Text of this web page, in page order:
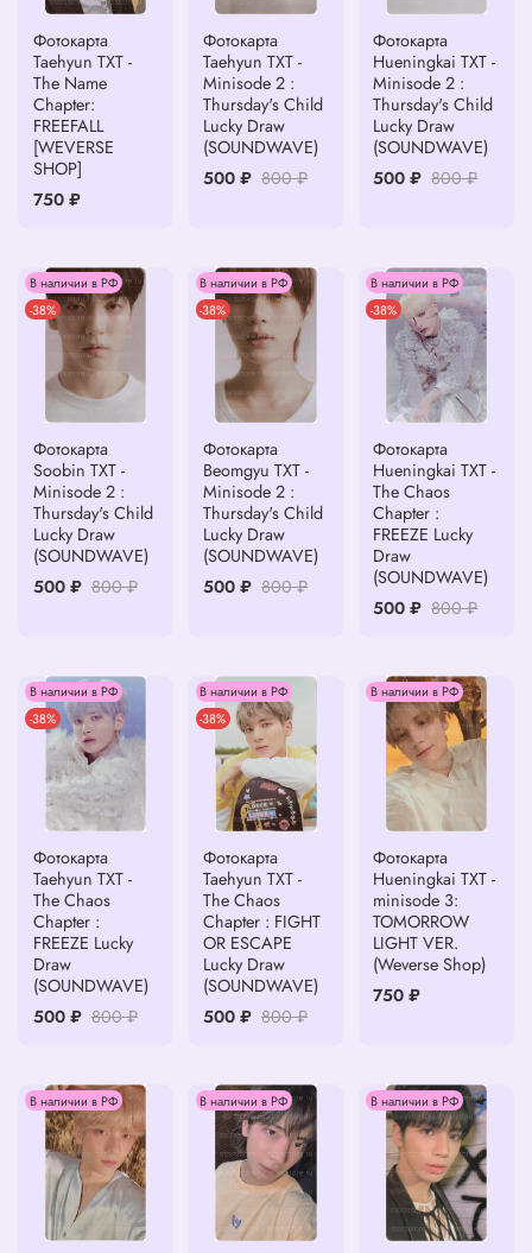
Фотокарта
Taehyun TXT -
The Name
Chapter:
FREEFALL
[WEVERSE
SHOP]
750 ₽
Фотокарта
Taehyun TXT -
Minisode 2 :
Thursday's Child
Lucky Draw
(SOUNDWAVE)
500 ₽ 800 ₽
Фотокарта
Hueningkai TXT -
Minisode 2 :
Thursday's Child
Lucky Draw
(SOUNDWAVE)
500 ₽ 800 ₽
В наличии в РФ
-38%
Фотокарта
Soobin TXT -
Minisode 2 :
Thursday's Child
Lucky Draw
(SOUNDWAVE)
500 ₽ 800 ₽
В наличии в РФ
-38%
Фотокарта
Beomgyu TXT -
Minisode 2 :
Thursday's Child
Lucky Draw
(SOUNDWAVE)
500 ₽ 800 ₽
В наличии в РФ
-38%
Фотокарта
Hueningkai TXT -
The Chaos
Chapter :
FREEZE Lucky
Draw
(SOUNDWAVE)
500 ₽ 800 ₽
В наличии в РФ
-38%
Фотокарта
Taehyun TXT -
The Chaos
Chapter :
FREEZE Lucky
Draw
(SOUNDWAVE)
500 ₽ 800 ₽
В наличии в РФ
-38%
Фотокарта
Taehyun TXT -
The Chaos
Chapter : FIGHT
OR ESCAPE
Lucky Draw
(SOUNDWAVE)
500 ₽ 800 ₽
В наличии в РФ
Фотокарта
Hueningkai TXT -
minisode 3:
TOMORROW
LIGHT VER.
(Weverse Shop)
750 ₽
В наличии в РФ В наличии в РФ В наличии в РФ